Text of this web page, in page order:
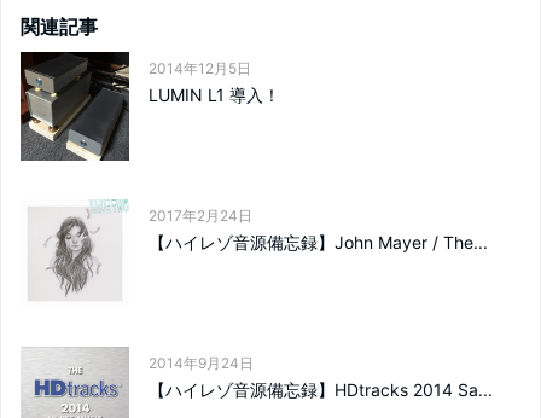
関連記事
2014年12月5日
LUMIN L1 導入！
2017年2月24日
【ハイレゾ音源備忘録】John Mayer / The...
2014年9月24日
【ハイレゾ音源備忘録】HDtracks 2014 Sa...